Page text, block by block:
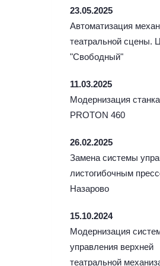
23.05.2025
Автоматизация
театральной сцены.
"Свободный"
11.03.2025
Модернизация станка
PROTON 460
26.02.2025
Замена системы
листогибочным
Назарово
15.10.2024
Модернизация
управления верхней
театральной